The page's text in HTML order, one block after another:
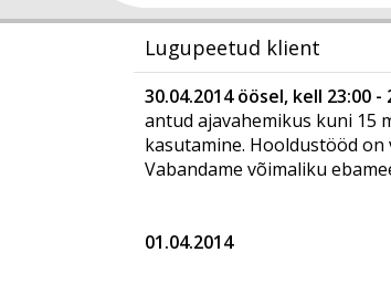
Lugupeetud klient
30.04.2014 öösel, kell 23:00 -
antud ajavahemikus kuni 15
kasutamine. Hooldustööd
Vabandame võimaliku
01.04.2014